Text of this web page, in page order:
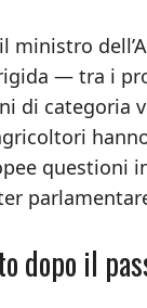
ministro
— tra i
di categoria
questioni
dopo il